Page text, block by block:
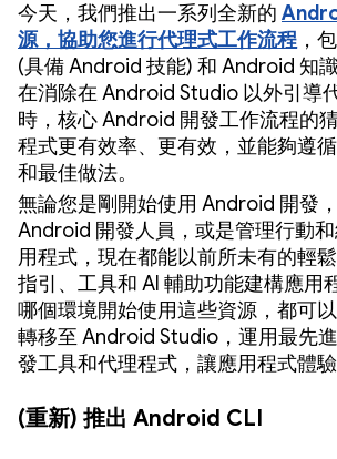
今天，我們推出一系列全新的
源，協助您進行代理式工作流程 ，
(具備 Android 技能) 和 Android 知
在消除在 Android Studio 以外引導
時，核心 Android 開發工作流程的
程式更有效率、更有效，並能夠遵
和最佳做法。
無論您是剛開始使用 Android 開發
Android 開發人員，或是管理行動
用程式，現在都能以前所未有的輕
指引、工具和 AI 輔助功能建構應用
哪個環境開始使用這些資源，都可
轉移至 Android Studio，運用最先
發工具和代理程式，讓應用程式體驗
(重新) 推出 Android CLI